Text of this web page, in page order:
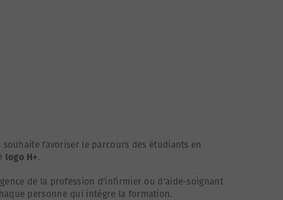
souhaite favoriser le parcours des étudiants en
logo H+.
de la profession d’infirmier ou d’aide-soignant
personne qui intègre la formation.